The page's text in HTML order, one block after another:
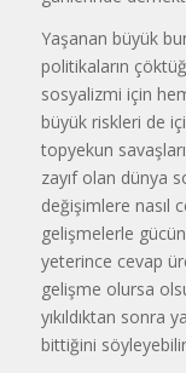
Yaşanan büyük
politikaların
sosyalizmi için
büyük riskleri de
topyekun
zayıf olan dünya
değişimlere nasıl
gelişmelerle
yeterince cevap
gelişme olursa
yıkıldıktan sonra
bittiğini